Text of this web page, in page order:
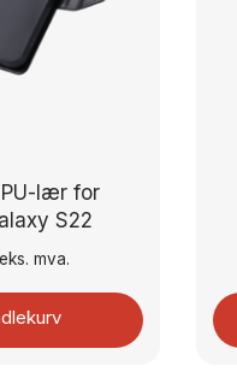
lær for
S22
eks. mva.